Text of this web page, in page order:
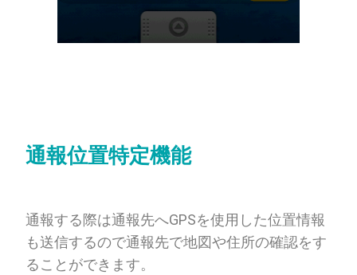
通報位置特定機能
通報する際は通報先へGPSを使用した位置情報
も送信するので通報先で地図や住所の確認をす
ることができます。